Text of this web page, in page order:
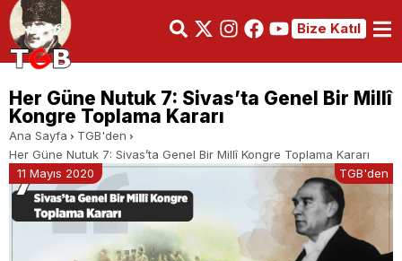
Bize Katıl
Her Güne Nutuk 7: Sivas’ta Genel Bir Millî
Kongre Toplama Kararı
Ana Sayfa
TGB'den
Her Güne Nutuk 7: Sivas’ta Genel Bir Millî Kongre Toplama Kararı
11 Mayıs 2020
TGB'den